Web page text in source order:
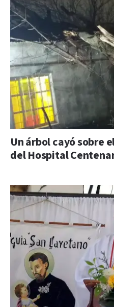
Un árbol cayó sobre
del Hospital